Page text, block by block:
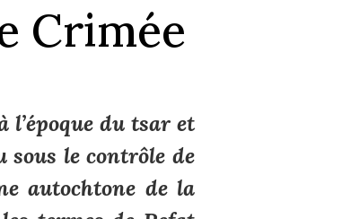
Crimée
l’époque du tsar et
sous le contrôle de
autochtone de la